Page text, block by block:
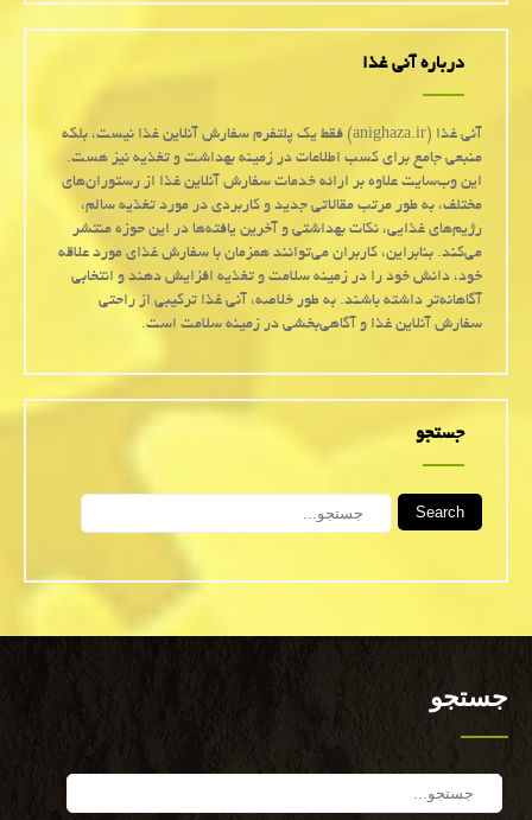
درباره آنی غذا
آنی غذا (anighaza.ir) فقط یک پلتفرم سفارش آنلاین غذا نیست، بلکه
منبعی جامع برای کسب اطلاعات در زمینه بهداشت و تغذیه نیز هست.
این وب‌سایت علاوه بر ارائه خدمات سفارش آنلاین غذا از رستوران‌های
مختلف، به طور مرتب مقالاتی جدید و کاربردی در مورد تغذیه سالم،
رژیم‌های غذایی، نکات بهداشتی و آخرین یافته‌ها در این حوزه منتشر
می‌کند. بنابراین، کاربران می‌توانند همزمان با سفارش غذای مورد علاقه
خود، دانش خود را در زمینه سلامت و تغذیه افزایش دهند و انتخابی
آگاهانه‌تر داشته باشند. به طور خلاصه، آنی غذا ترکیبی از راحتی
سفارش آنلاین غذا و آگاهی‌بخشی در زمینه سلامت است.
جستجو
Search
جستجو